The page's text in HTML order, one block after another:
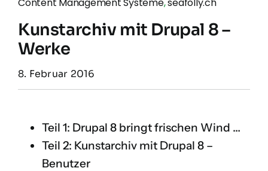
Kunstarchiv mit Drupal 8 –
Werke
8. Februar 2016
Teil 1: Drupal 8 bringt frischen Wind …
Teil 2: Kunstarchiv mit Drupal 8 –
Benutzer